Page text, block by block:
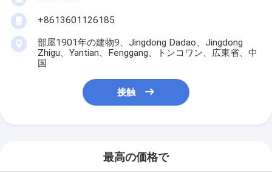
+8613601126185
部屋1901年の建物9、Jingdong Dadao、Jingdong
Zhigu、Yantian、Fenggang、トンコワン、広東省、中
国
接触
最高の価格で